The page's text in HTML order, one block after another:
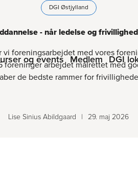
og events Medlem DGI
DGI Østjylland
- når ledelse og
vi foreningsarbejdet med vores
foreninger arbejdet målrettet med
de bedste rammer for
Lise Sinius Abildgaard | 29. maj 2026